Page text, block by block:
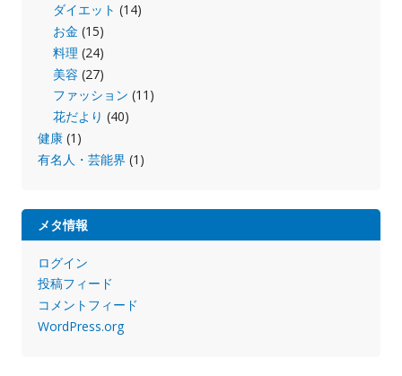
ダイエット (14)
お金 (15)
料理 (24)
美容 (27)
ファッション (11)
花だより (40)
健康(1)
有名人・芸能界 (1)
メタ情報
ログイン
投稿フィード
コメントフィード
WordPress.org